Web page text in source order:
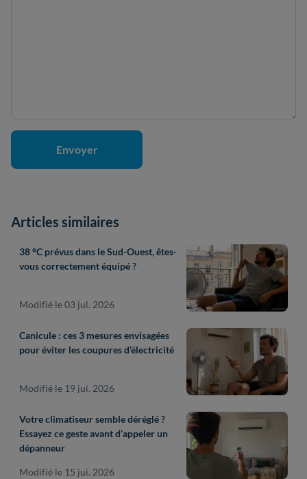
Articles similaires
38 °C prévus dans le Sud-Ouest, êtes-
vous correctement équipé ?
Modifié le 03 jul. 2026
Canicule : ces 3 mesures envisagées
pour éviter les coupures d’électricité
Modifié le 19 jui. 2026
Votre climatiseur semble déréglé ?
Essayez ce geste avant d’appeler un
dépanneur
Modifié le 15 jui. 2026